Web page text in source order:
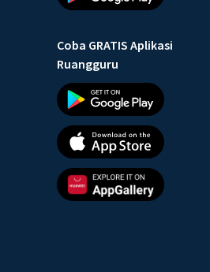
Coba GRATIS Aplikasi
Ruangguru